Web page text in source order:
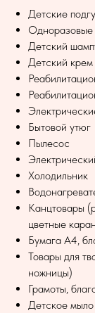
Детские
Одноразовые
Детский
Детский крем
Бытовой утюг
Пылесос
Холодильник
Канцтовары
цветные
Бумага А4,
Товары для
ножницы)
Грамоты,
Детское